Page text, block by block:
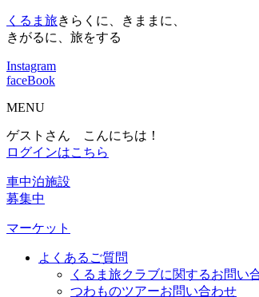
くるま旅きらくに、きままに、
きがるに、旅をする
Instagram
faceBook
MENU
ゲストさん こんにちは！
ログインはこちら
車中泊施設
募集中
マーケット
よくあるご質問
くるま旅クラブに関するお問い
つわものツアーお問い合わせ